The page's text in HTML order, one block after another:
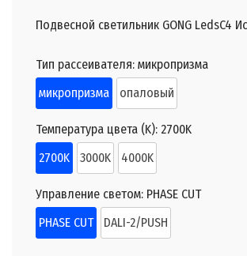
Подвесной светильник GONG LedsC4
Тип рассеивателя: микропризма
микропризма
опаловый
Температура цвета (K): 2700K
2700K
3000K 4000K
Управление светом: PHASE CUT
PHASE CUT
DALI-2/PUSH